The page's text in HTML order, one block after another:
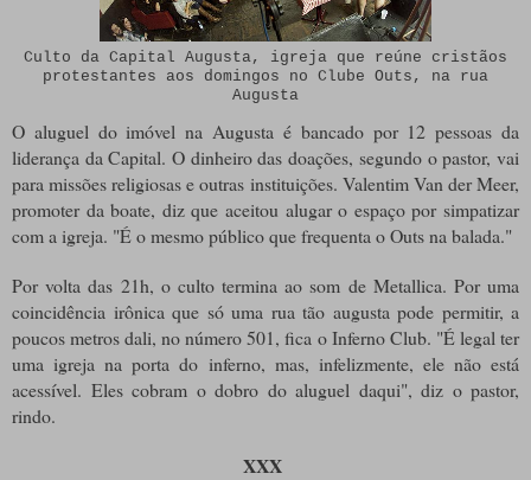
Culto da Capital Augusta, igreja que reúne cristãos
protestantes aos domingos no Clube Outs, na rua
Augusta
O aluguel do imóvel na Augusta é bancado por 12 pessoas da
liderança da Capital. O dinheiro das doações, segundo o pastor, vai
para missões religiosas e outras instituições. Valentim Van der Meer,
promoter da boate, diz que aceitou alugar o espaço por simpatizar
com a igreja. "É o mesmo público que frequenta o Outs na balada."
Por volta das 21h, o culto termina ao som de Metallica. Por uma
coincidência irônica que só uma rua tão augusta pode permitir, a
poucos metros dali, no número 501, fica o Inferno Club. "É legal ter
uma igreja na porta do inferno, mas, infelizmente, ele não está
acessível. Eles cobram o dobro do aluguel daqui", diz o pastor,
rindo.
XXX